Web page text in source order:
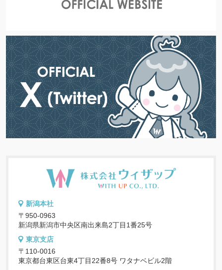
新潟本社
〒950-0963
新潟県新潟市中央区南出来島2丁目1番25号
東京支店
〒110-0016
東京都台東区台東4丁目22番8号 ワタナベビル2階